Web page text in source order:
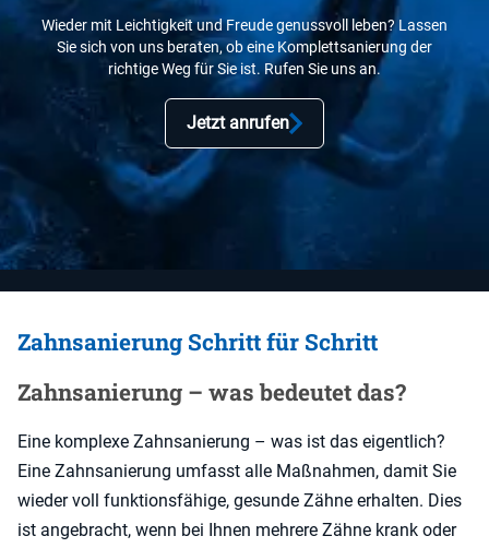
Wieder mit Leichtigkeit und Freude genussvoll leben? Lassen
Sie sich von uns beraten, ob eine Komplettsanierung der
richtige Weg für Sie ist. Rufen Sie uns an.
Jetzt anrufen
Zahnsanierung Schritt für Schritt
Zahnsanierung – was bedeutet das?
Eine komplexe Zahnsanierung – was ist das eigentlich?
Eine Zahnsanierung umfasst alle Maßnahmen, damit Sie
wieder voll funktionsfähige, gesunde Zähne erhalten. Dies
ist angebracht, wenn bei Ihnen mehrere Zähne krank oder